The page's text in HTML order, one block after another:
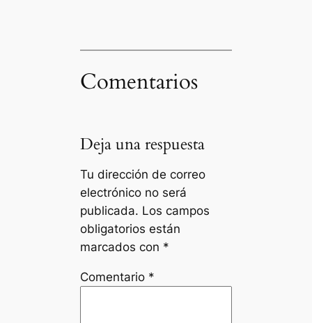
Comentarios
Deja una respuesta
Tu dirección de correo
electrónico no será
publicada. Los campos
obligatorios están
marcados con *
Comentario *